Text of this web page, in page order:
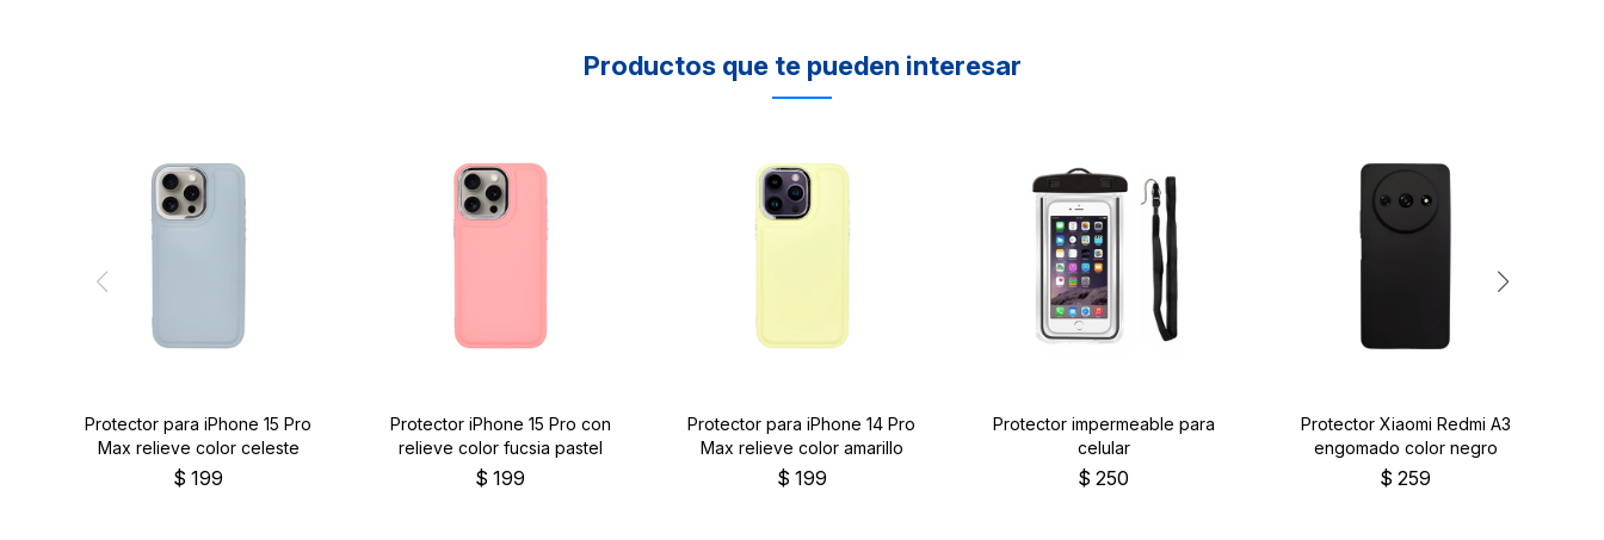
Productos que te pueden interesar
Protector para iPhone 15 Pro
Max relieve color celeste
$ 199
Protector iPhone 15 Pro con
relieve color fucsia pastel
$ 199
Protector para iPhone 14 Pro
Max relieve color amarillo
$ 199
Protector impermeable para
celular
$ 250
Protector Xiaomi Redmi A3
engomado color negro
$ 259